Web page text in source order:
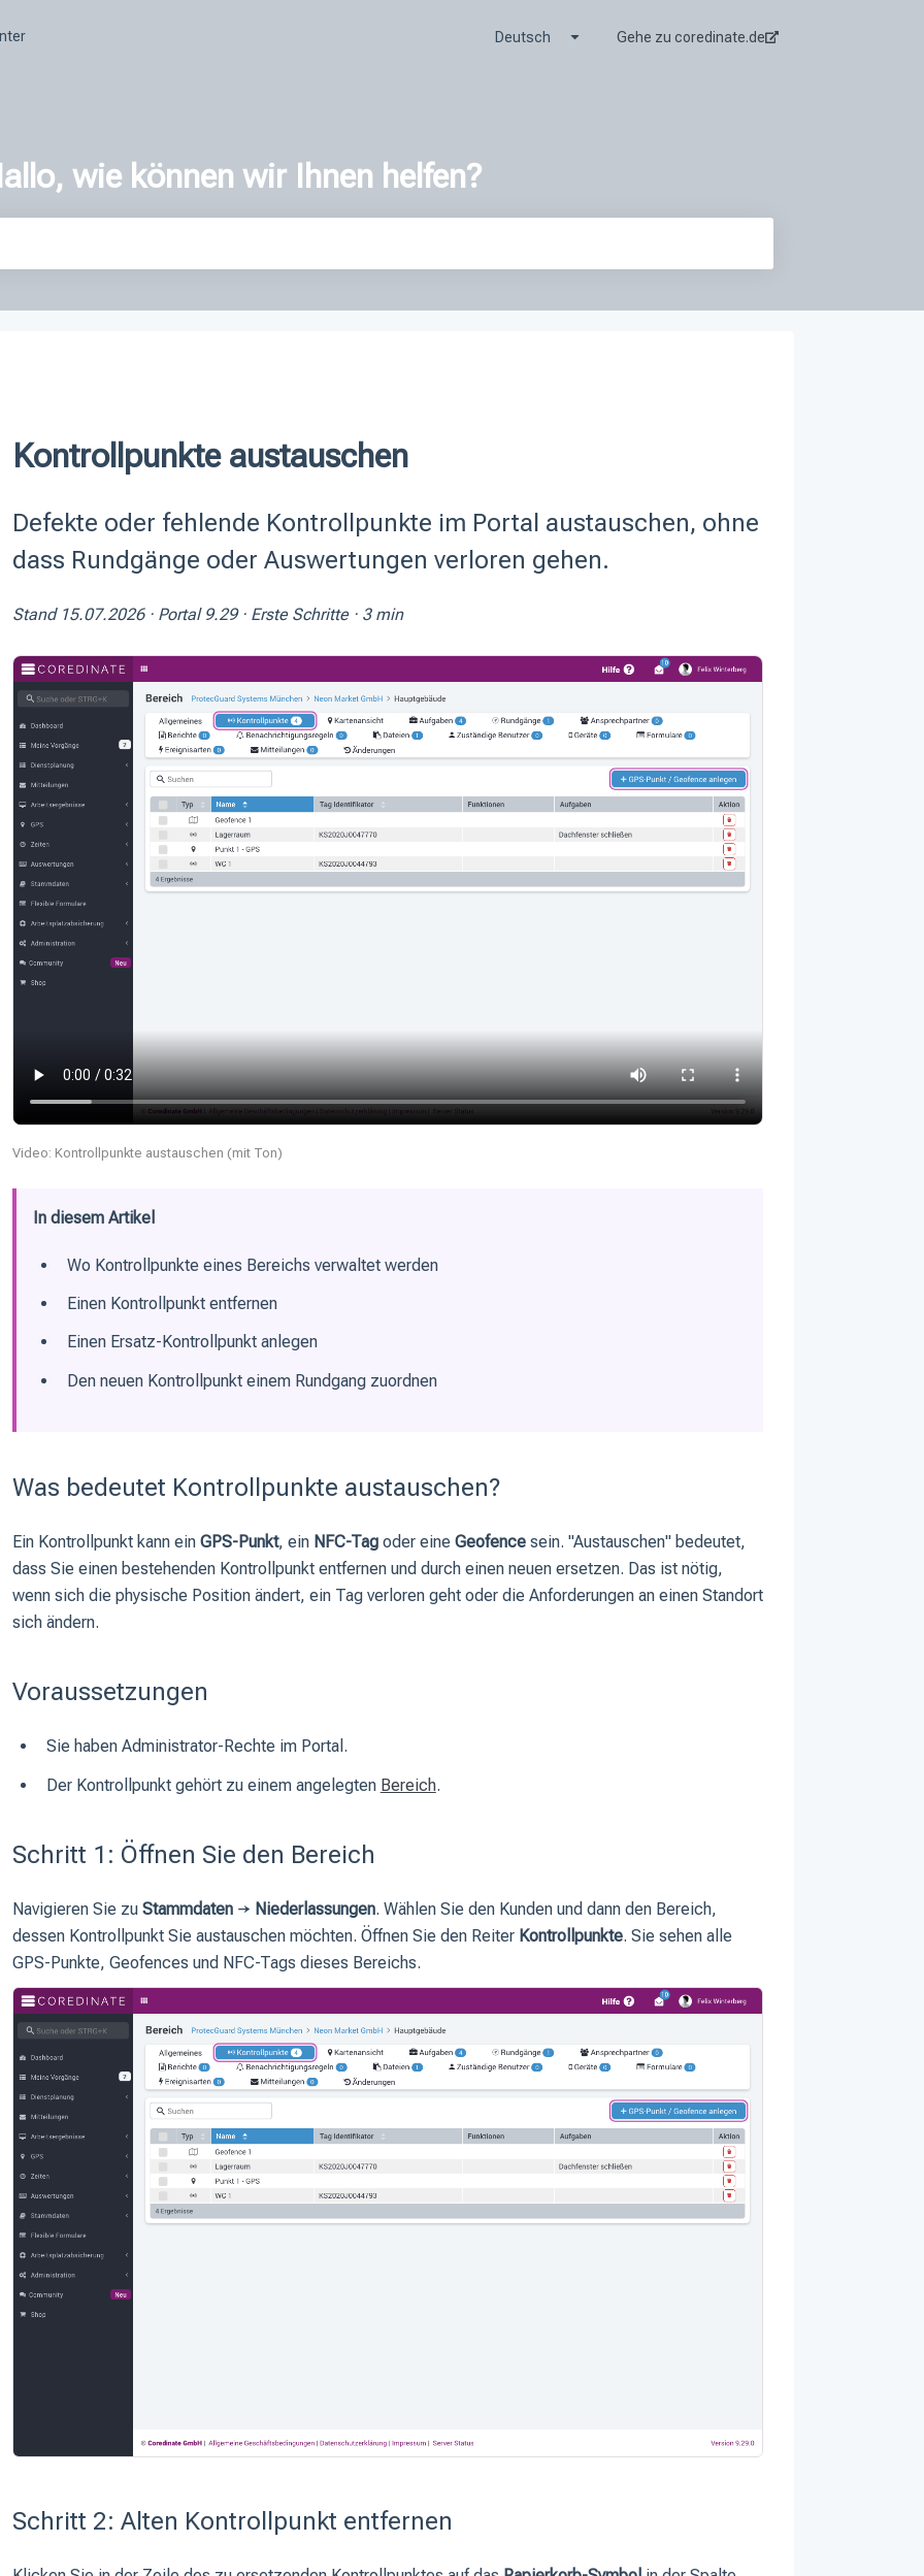
Deutsch Untermenü für Übersetzungen anzeigen
Gehe zu coredinate.de
wie können wir Ihnen helfen?
Kontrollpunkte austauschen
Defekte oder fehlende Kontrollpunkte im Portal austauschen, ohne
dass Rundgänge oder Auswertungen verloren gehen.
Stand 15.07.2026 · Portal 9.29 · Erste Schritte · 3 min
Video: Kontrollpunkte austauschen (mit Ton)
In diesem Artikel
Wo Kontrollpunkte eines Bereichs verwaltet werden
Einen Kontrollpunkt entfernen
Einen Ersatz-Kontrollpunkt anlegen
Den neuen Kontrollpunkt einem Rundgang zuordnen
Was bedeutet Kontrollpunkte austauschen?
Ein Kontrollpunkt kann ein GPS-Punkt, ein NFC-Tagoder eine Geofencesein. "Austauschen" bedeutet,
dass Sie einen bestehenden Kontrollpunkt entfernen und durch einen neuen ersetzen. Das ist nötig,
wenn sich die physische Position ändert, ein Tag verloren geht oder die Anforderungen an einen Standort
sich ändern.
Voraussetzungen
Sie haben Administrator-Rechte im Portal.
Der Kontrollpunkt gehört zu einem angelegten Bereich.
Schritt 1: Öffnen Sie den Bereich
Navigieren Sie zu Stammdaten→ Niederlassungen. Wählen Sie den Kunden und dann den Bereich,
dessen Kontrollpunkt Sie austauschen möchten. Öffnen Sie den Reiter Kontrollpunkte. Sie sehen alle
GPS-Punkte, Geofences und NFC-Tags dieses Bereichs.
Schritt 2: Alten Kontrollpunkt entfernen